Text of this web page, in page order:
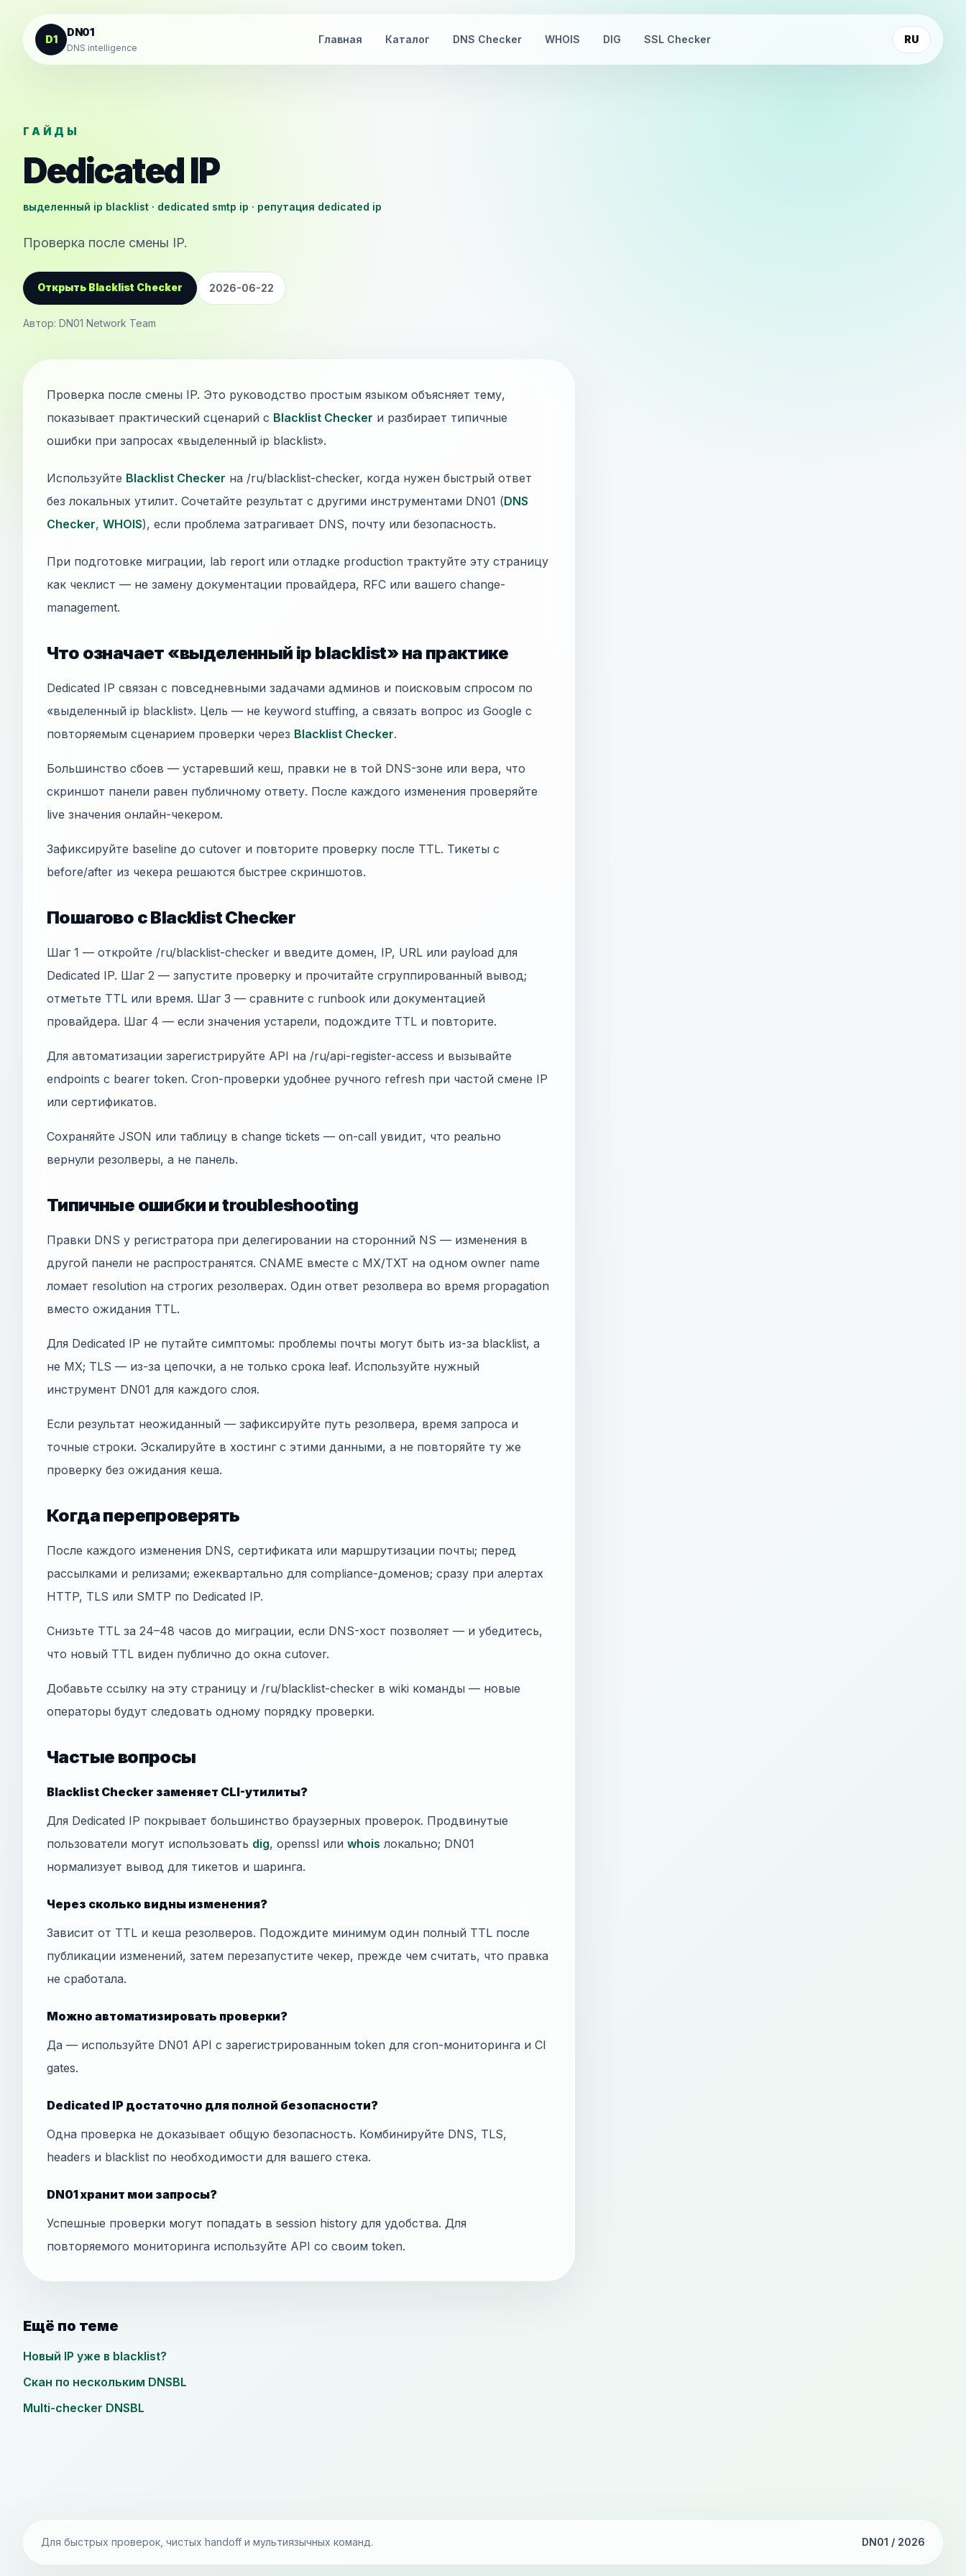
К содержанию
D1
DN01
DNS intelligence
Главная Каталог DNS Checker WHOIS DIG SSL Checker RU
ГАЙДЫ
Dedicated IP
выделенный ip blacklist · dedicated smtp ip · репутация dedicated ip
Проверка после смены IP.
Открыть Blacklist Checker 2026-06-22
Автор: DN01 Network Team
Проверка после смены IP. Это руководство простым языком объясняет тему,
показывает практический сценарий с Blacklist Checker и разбирает типичные
ошибки при запросах «выделенный ip blacklist».
Используйте Blacklist Checker на /ru/blacklist-checker, когда нужен быстрый ответ
без локальных утилит. Сочетайте результат с другими инструментами DN01 (DNS
Checker, WHOIS), если проблема затрагивает DNS, почту или безопасность.
При подготовке миграции, lab report или отладке production трактуйте эту страницу
как чеклист — не замену документации провайдера, RFC или вашего change-
management.
Что означает «выделенный ip blacklist» на практике
Dedicated IP связан с повседневными задачами админов и поисковым спросом по
«выделенный ip blacklist». Цель — не keyword stuffing, а связать вопрос из Google с
повторяемым сценарием проверки через Blacklist Checker.
Большинство сбоев — устаревший кеш, правки не в той DNS-зоне или вера, что
скриншот панели равен публичному ответу. После каждого изменения проверяйте
live значения онлайн-чекером.
Зафиксируйте baseline до cutover и повторите проверку после TTL. Тикеты с
before/after из чекера решаются быстрее скриншотов.
Пошагово с Blacklist Checker
Шаг 1 — откройте /ru/blacklist-checker и введите домен, IP, URL или payload для
Dedicated IP. Шаг 2 — запустите проверку и прочитайте сгруппированный вывод;
отметьте TTL или время. Шаг 3 — сравните с runbook или документацией
провайдера. Шаг 4 — если значения устарели, подождите TTL и повторите.
Для автоматизации зарегистрируйте API на /ru/api-register-access и вызывайте
endpoints с bearer token. Cron-проверки удобнее ручного refresh при частой смене IP
или сертификатов.
Сохраняйте JSON или таблицу в change tickets — on-call увидит, что реально
вернули резолверы, а не панель.
Типичные ошибки и troubleshooting
Правки DNS у регистратора при делегировании на сторонний NS — изменения в
другой панели не распространятся. CNAME вместе с MX/TXT на одном owner name
ломает resolution на строгих резолверах. Один ответ резолвера во время propagation
вместо ожидания TTL.
Для Dedicated IP не путайте симптомы: проблемы почты могут быть из-за blacklist, а
не MX; TLS — из-за цепочки, а не только срока leaf. Используйте нужный
инструмент DN01 для каждого слоя.
Если результат неожиданный — зафиксируйте путь резолвера, время запроса и
точные строки. Эскалируйте в хостинг с этими данными, а не повторяйте ту же
проверку без ожидания кеша.
Когда перепроверять
После каждого изменения DNS, сертификата или маршрутизации почты; перед
рассылками и релизами; ежеквартально для compliance-доменов; сразу при алертах
HTTP, TLS или SMTP по Dedicated IP.
Снизьте TTL за 24–48 часов до миграции, если DNS-хост позволяет — и убедитесь,
что новый TTL виден публично до окна cutover.
Добавьте ссылку на эту страницу и /ru/blacklist-checker в wiki команды — новые
операторы будут следовать одному порядку проверки.
Частые вопросы
Blacklist Checker заменяет CLI-утилиты?
Для Dedicated IP покрывает большинство браузерных проверок. Продвинутые
пользователи могут использовать dig, openssl или whois локально; DN01
нормализует вывод для тикетов и шаринга.
Через сколько видны изменения?
Зависит от TTL и кеша резолверов. Подождите минимум один полный TTL после
публикации изменений, затем перезапустите чекер, прежде чем считать, что правка
не сработала.
Можно автоматизировать проверки?
Да — используйте DN01 API с зарегистрированным token для cron-мониторинга и CI
gates.
Dedicated IP достаточно для полной безопасности?
Одна проверка не доказывает общую безопасность. Комбинируйте DNS, TLS,
headers и blacklist по необходимости для вашего стека.
DN01 хранит мои запросы?
Успешные проверки могут попадать в session history для удобства. Для
повторяемого мониторинга используйте API со своим token.
Ещё по теме
Новый IP уже в blacklist?
Скан по нескольким DNSBL
Multi-checker DNSBL
Для быстрых проверок, чистых handoff и мультиязычных команд. DN01 / 2026